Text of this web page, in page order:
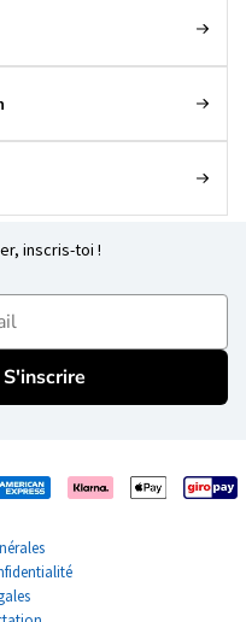
inscris-toi !
S'inscrire